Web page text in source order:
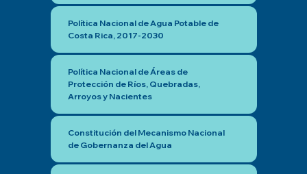
Política Nacional de Agua Potable de
Costa Rica, 2017-2030
Política Nacional de Áreas de
Protección de Ríos, Quebradas,
Arroyos y Nacientes
Constitución del Mecanismo Nacional
de Gobernanza del Agua